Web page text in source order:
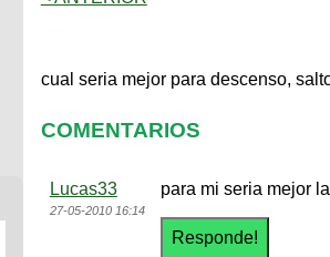
cual seria mejor para descenso,
COMENTARIOS
Lucas33
27-05-2010 16:14
para mi seria mejor